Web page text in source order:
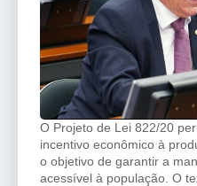
O Projeto de Lei 822/20
incentivo econômico à
o objetivo de garantir a
acessível à população. O